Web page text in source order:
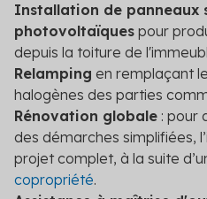
Installation de panneaux
photovoltaïques pour
depuis la toiture de
Relamping en remplaçant
halogènes des parties
Rénovation globale : pour
des démarches simplifiées,
projet complet, à la suite
copropriété.